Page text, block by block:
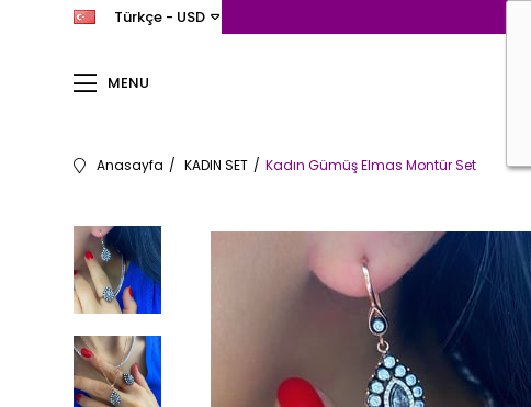
MENU
Türkçe - USD
Anasayfa KADIN SET Kadın Gümüş Elmas Montür Set